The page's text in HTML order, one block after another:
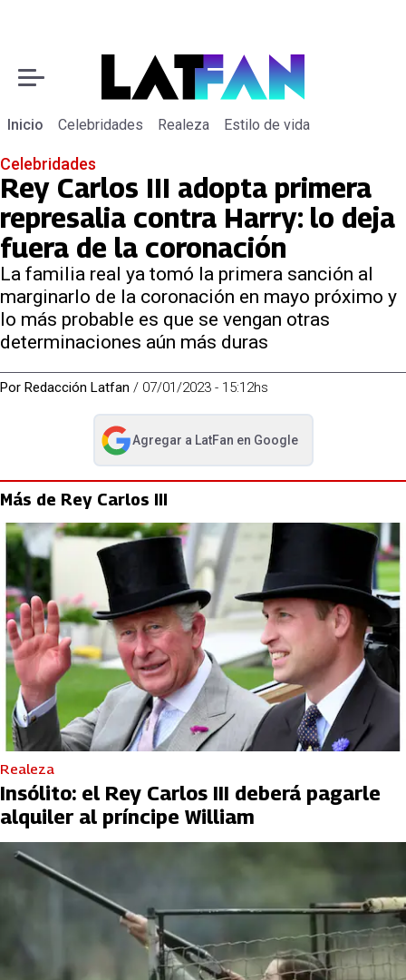
Inicio Celebridades Realeza Estilo de vida
Celebridades
Rey Carlos III adopta primera
represalia contra Harry: lo deja
fuera de la coronación
La familia real ya tomó la primera sanción al
marginarlo de la coronación en mayo próximo y
lo más probable es que se vengan otras
determinaciones aún más duras
Por Redacción Latfan / 07/01/2023 - 15:12hs
Agregar a LatFan en Google
abre en nueva pestaña
Más de Rey Carlos III
Realeza
Insólito: el Rey Carlos III deberá pagarle
alquiler al príncipe William